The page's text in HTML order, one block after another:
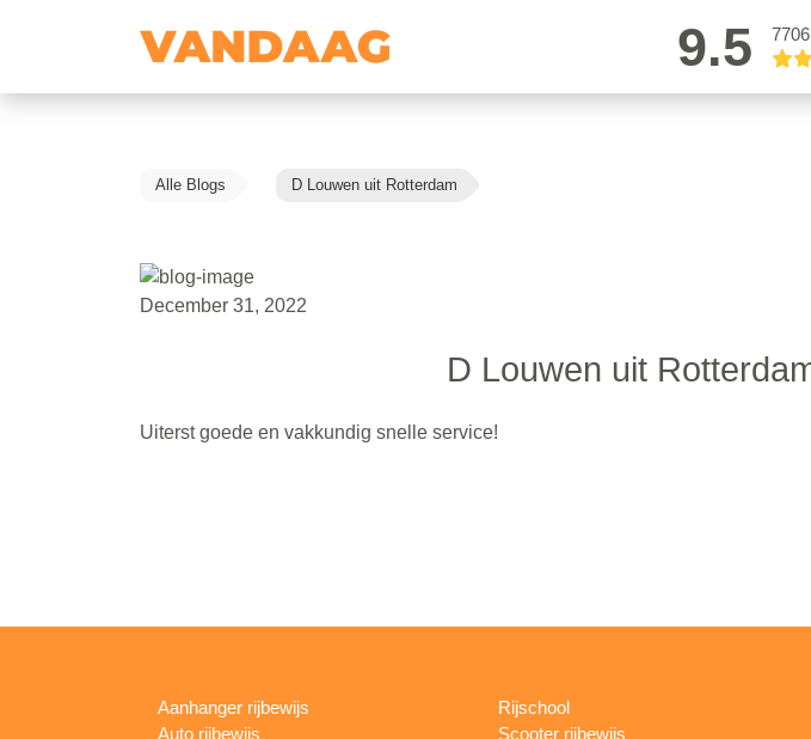
9.5
Alle Blogs D Louwen uit Rotterdam
December 31, 2022
D Louwen uit
Uiterst goede en vakkundig snelle service!
Aanhanger rijbewijs
Auto rijbewijs
Rijschool
Scooter rijbewijs